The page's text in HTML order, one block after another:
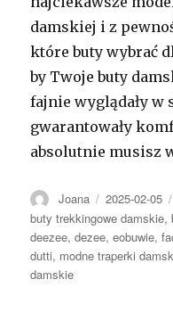
damskiej i z
które buty wybrać
by Twoje buty
fajnie wyglądały
gwarantowały
absolutnie musisz
Autor
Joana Opublikowano
2025-02-05
buty trekkingowe damskie,
deezee,dezee,eobuwie,
dutti, modne traperki
damskie